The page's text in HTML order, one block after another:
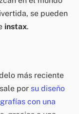
se pueden
instax.
más reciente
por su diseño
con una